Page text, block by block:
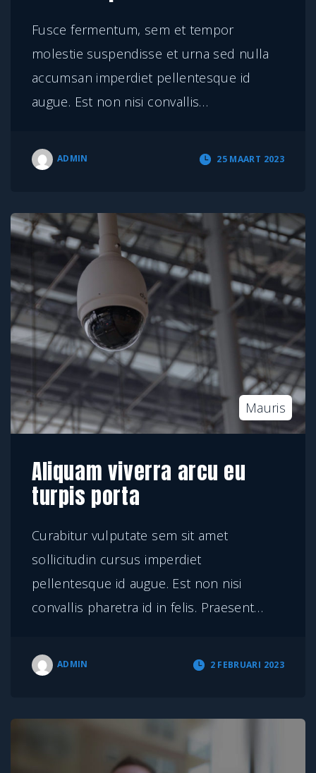
Fusce fermentum, sem et tempor
molestie suspendisse et urna sed nulla
accumsan imperdiet pellentesque id
augue. Est non nisi convallis…
ADMIN 25 MAART 2023
Mauris
Aliquam viverra arcu eu
turpis porta
Curabitur vulputate sem sit amet
sollicitudin cursus imperdiet
pellentesque id augue. Est non nisi
convallis pharetra id in felis. Praesent…
ADMIN 2 FEBRUARI 2023